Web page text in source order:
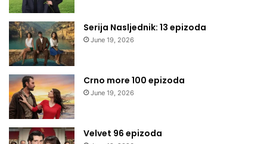
Serija Nasljednik: 13 epizoda
June 19, 2026
Crno more 100 epizoda
June 19, 2026
Velvet 96 epizoda